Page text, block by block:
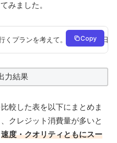
みました。
くプランを考えて。日程は3泊4日
Copy
力結果
較した表を以下にまとめま
クレジット消費量が多いと
速度・クオリティともにスー